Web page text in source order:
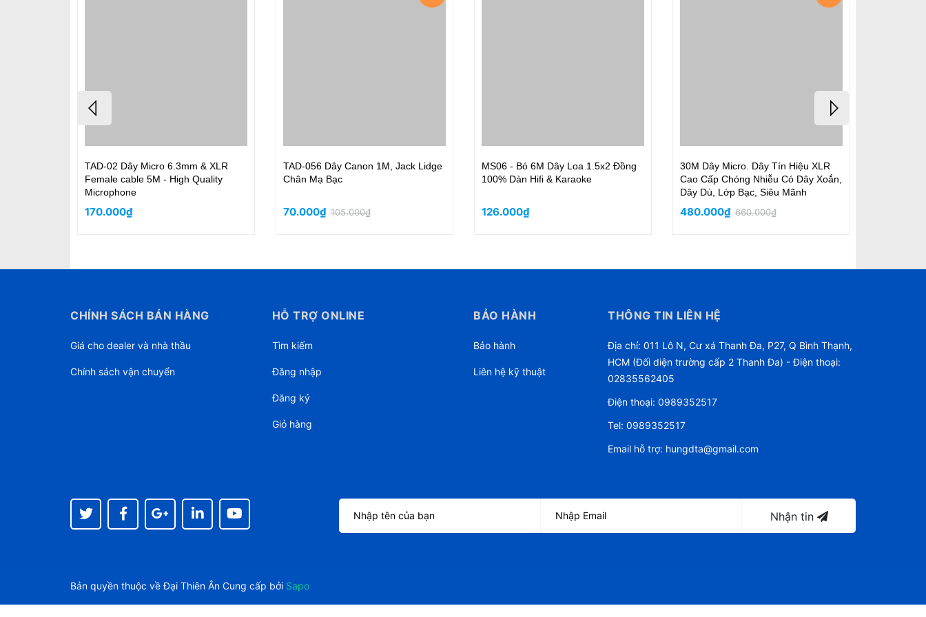
TAD-02 Dây Micro 6.3mm & XLR
Female cable 5M - High Quality
Microphone
170.000₫
TAD-056 Dây Canon 1M, Jack Lidge
Chân Mạ Bạc
70.000₫ 105.000₫
MS06 - Bó 6M Dây Loa 1.5x2 Đồng
100% Dàn Hifi & Karaoke
126.000₫
30M Dây Micro. Dây Tín Hiệu XLR
Cao Cấp Chóng Nhiễu Có Dây Xoắn,
Dây Dù, Lớp Bạc, Siêu Mãnh
480.000₫ 660.000₫
CHÍNH SÁCH BÁN HÀNG
Giá cho dealer và nhà thầu
Chính sách vận chuyển
HỖ TRỢ ONLINE
Tìm kiếm
Đăng nhập
Đăng ký
Giỏ hàng
BẢO HÀNH
Bảo hành
Liên hệ kỹ thuật
THÔNG TIN LIÊN HỆ
Địa chỉ: 011 Lô N, Cư xá Thanh Đa, P27, Q Bình Thạnh,
HCM (Đối diện trường cấp 2 Thanh Đa) - Điện thoại:
02835562405
Điện thoại: 0989352517
Tel: 0989352517
Email hỗ trợ: hungdta@gmail.com
Nhận tin
Bản quyền thuộc vềĐại Thiên Ân Cung cấp bởi Sapo